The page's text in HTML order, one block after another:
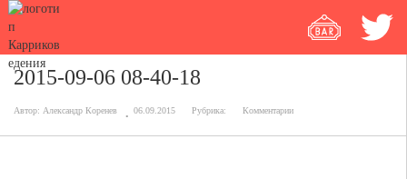
2015-09-06 08-40-18
Автор: Александр Коренев 06.09.2015 Рубрика: Комментарии